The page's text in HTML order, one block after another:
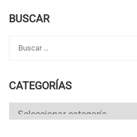
BUSCAR
CATEGORÍAS
Categorías